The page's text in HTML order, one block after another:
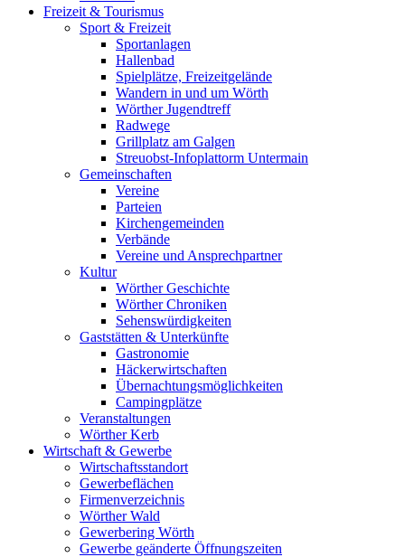
Freizeit & Tourismus
Sport & Freizeit
Sportanlagen
Hallenbad
Spielplätze, Freizeitgelände
Wandern in und um Wörth
Wörther Jugendtreff
Radwege
Grillplatz am Galgen
Streuobst-Infoplattorm Untermain
Gemeinschaften
Vereine
Parteien
Kirchengemeinden
Verbände
Vereine und Ansprechpartner
Kultur
Wörther Geschichte
Wörther Chroniken
Sehenswürdigkeiten
Gaststätten & Unterkünfte
Gastronomie
Häckerwirtschaften
Übernachtungsmöglichkeiten
Campingplätze
Veranstaltungen
Wörther Kerb
Wirtschaft & Gewerbe
Wirtschaftsstandort
Gewerbeflächen
Firmenverzeichnis
Wörther Wald
Gewerbering Wörth
Gewerbe geänderte Öffnungszeiten